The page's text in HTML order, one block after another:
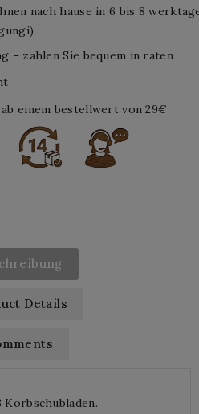
nach hause in 6 bis 8
– zahlen Sie bequem in raten
einem bestellwert von 29€
Details